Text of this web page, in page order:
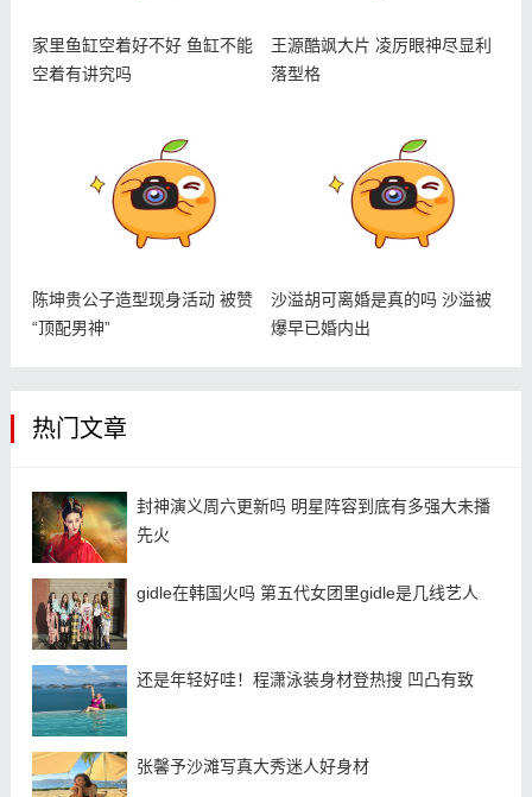
家里鱼缸空着好不好 鱼缸不能
空着有讲究吗
王源酷飒大片 凌厉眼神尽显利
落型格
陈坤贵公子造型现身活动 被赞
“顶配男神”
沙溢胡可离婚是真的吗 沙溢被
爆早已婚内出
热门文章
封神演义周六更新吗 明星阵容到底有多强大未播
先火
gidle在韩国火吗 第五代女团里gidle是几线艺人
还是年轻好哇！程潇泳装身材登热搜 凹凸有致
张馨予沙滩写真大秀迷人好身材